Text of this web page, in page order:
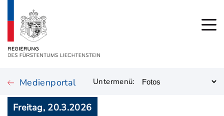
Medienportal Untermenü:
Freitag, 20.3.2026